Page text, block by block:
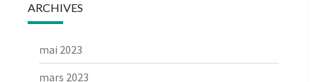
ARCHIVES
mai 2023
mars 2023